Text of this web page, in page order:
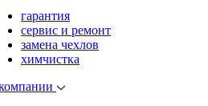
гарантия
сервис и ремонт
замена чехлов
химчистка